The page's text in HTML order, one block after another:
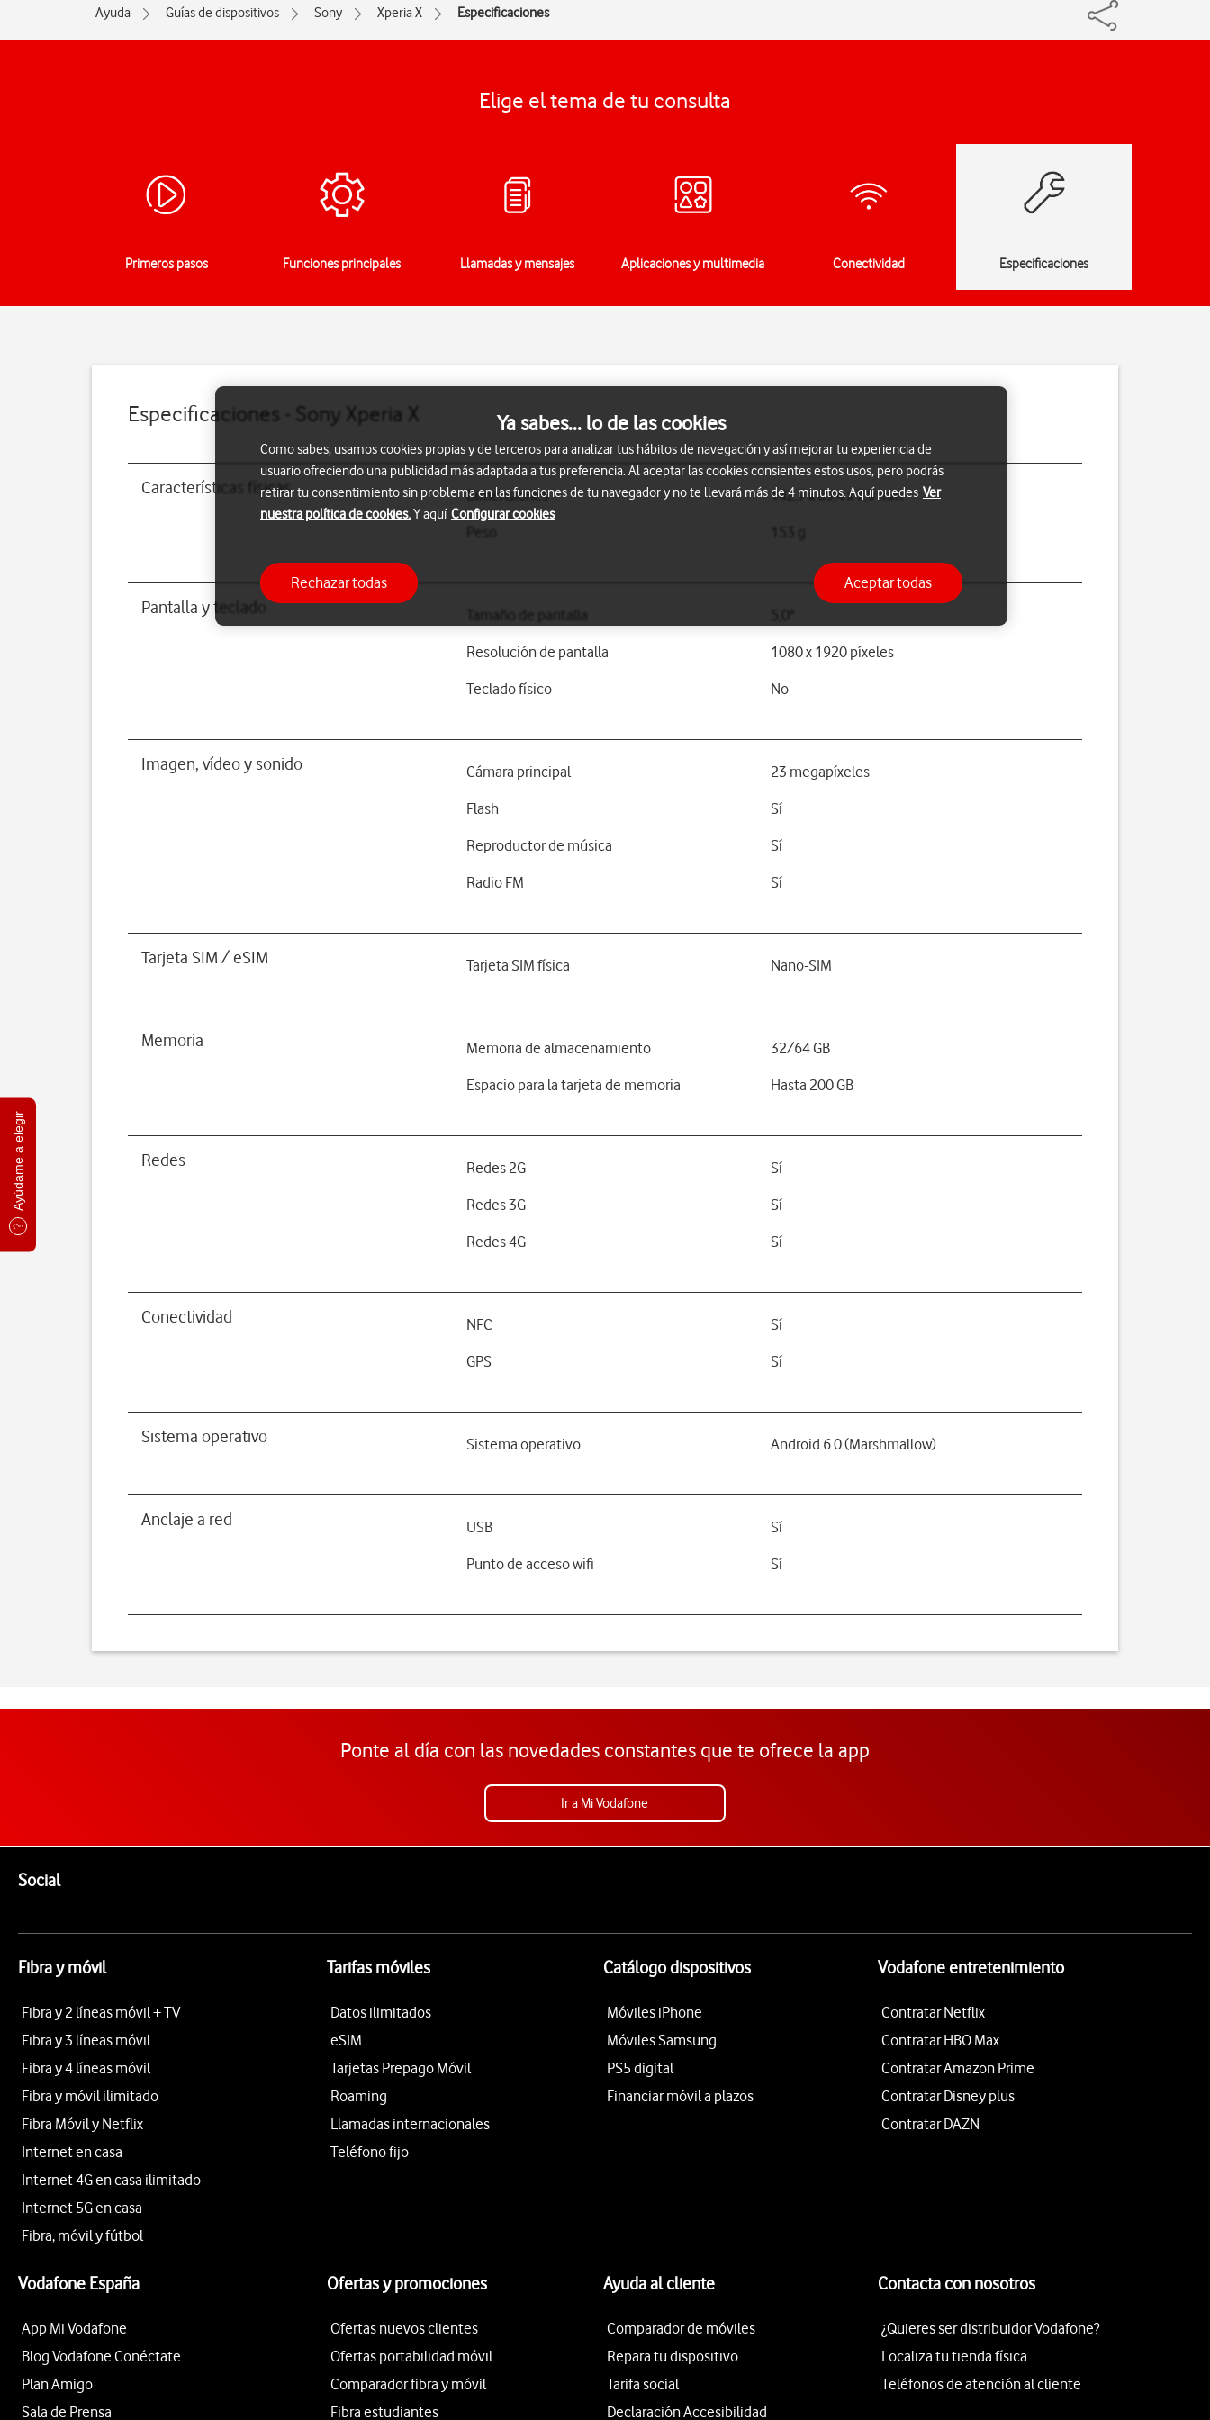
Ayúdame a elegir
Ayuda Guías de dispositivos Sony Xperia X Especificaciones
Elige el tema de tu consulta
Primeros pasos Funciones principales Llamadas y mensajes Aplicaciones y multimedia Conectividad Especificaciones
Especificaciones - Sony Xperia X
Características físicas Dimensiones 142,7 x 69,4 x 7,9 mm
Pantalla y teclado
Resolución de pantalla 1080 x 1920 píxeles
Teclado físico No
Imagen, vídeo y sonido Cámara principal 23 megapíxeles
Flash Sí
Reproductor de música Sí
Radio FM Sí
Tarjeta SIM / eSIM Tarjeta SIM física Nano-SIM
Memoria Memoria de almacenamiento 32/64 GB
Espacio para la tarjeta de memoria Hasta 200 GB
Redes Redes 2G Sí
Redes 3G Sí
Redes 4G Sí
Conectividad NFC Sí
GPS Sí
Sistema operativo Sistema operativo Android 6.0 (Marshmallow)
Anclaje a red USB Sí
Punto de acceso wifi Sí
Ponte al día con las novedades constantes que te ofrece la app
Ir a Mi Vodafone
SocialEnlaces a las redes sociales de Vodafone
Fibra y móvil
Fibra y 2 líneas móvil + TV
Fibra y 3 líneas móvil
Fibra y 4 líneas móvil
Fibra y móvil ilimitado
Fibra Móvil y Netflix
Internet en casa
Internet 4G en casa ilimitado
Internet 5G en casa
Fibra, móvil y fútbol
Tarifas móviles
Datos ilimitados
eSIM
Tarjetas Prepago Móvil
Roaming
Llamadas internacionales
Teléfono fijo
Catálogo dispositivos
Móviles iPhone
Móviles Samsung
PS5 digital
Financiar móvil a plazos
Vodafone entretenimiento
Contratar Netflix
Contratar HBO Max
Contratar Amazon Prime
Contratar Disney plus
Contratar DAZN
Vodafone España
App Mi Vodafone
Blog Vodafone Conéctate
Plan Amigo
Sala de Prensa
Ofertas y promociones
Ofertas nuevos clientes
Ofertas portabilidad móvil
Comparador fibra y móvil
Fibra estudiantes
Ayuda al cliente
Comparador de móviles
Repara tu dispositivo
Tarifa social
Declaración Accesibilidad
Contacta con nosotros
¿Quieres ser distribuidor Vodafone?
Localiza tu tienda física
Teléfonos de atención al cliente
Ya sabes... lo de las cookies
Como sabes, usamos cookies propias y de terceros para analizar tus hábitos de navegación y así mejorar tu experiencia de
usuario ofreciendo una publicidad más adaptada a tus preferencia. Al aceptar las cookies consientes estos usos, pero podrás
retirar tu consentimiento sin problema en las funciones de tu navegador y no te llevará más de 4 minutos. Aquí puedes Ver
nuestra política de cookies.Y aquí Configurar cookies
Rechazar todas Aceptar todas